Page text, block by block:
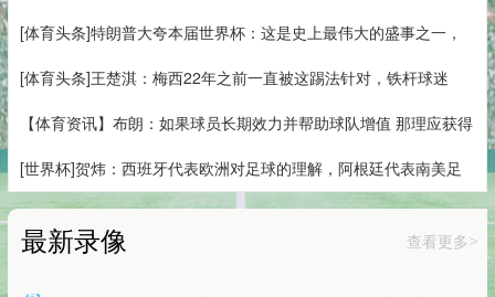
[体育头条]特朗普大夸本届世界杯：这是史上最伟大的盛事之一，
[体育头条]王楚淇：梅西22年之前一直被这踢法针对，铁杆球迷
【体育资讯】布朗：如果球员长期效力并帮助球队增值 那理应获得
[世界杯]贺炜：西班牙代表欧洲对足球的理解，阿根廷代表南美足
最新录像 查看更多>